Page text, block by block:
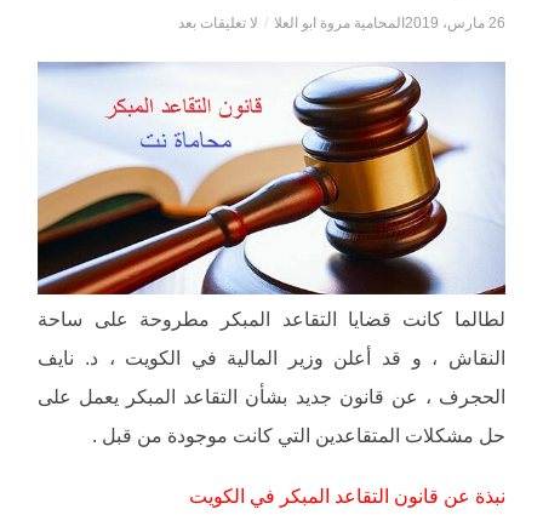
26 مارس، 2019 المحامية مروة ابو العلا / لا تعليقات بعد
لطالما كانت قضايا التقاعد المبكر مطروحة على ساحة
النقاش ، و قد أعلن وزير المالية في الكويت ، د. نايف
الحجرف ، عن قانون جديد بشأن التقاعد المبكر يعمل على
حل مشكلات المتقاعدين التي كانت موجودة من قبل .
نبذة عن قانون التقاعد المبكر في الكويت